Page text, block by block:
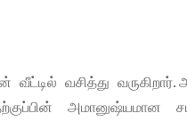
வசித்து வருகிறார்.